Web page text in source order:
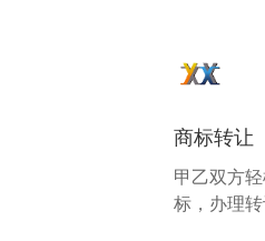
商标转让
甲乙双方
标，办理